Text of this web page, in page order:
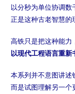
以分秒为单位协调数
正是这种古老智慧的
高铁只是把这种能力
以现代工程语言重新
本系列并不意图讲述
而是试图理解另一个